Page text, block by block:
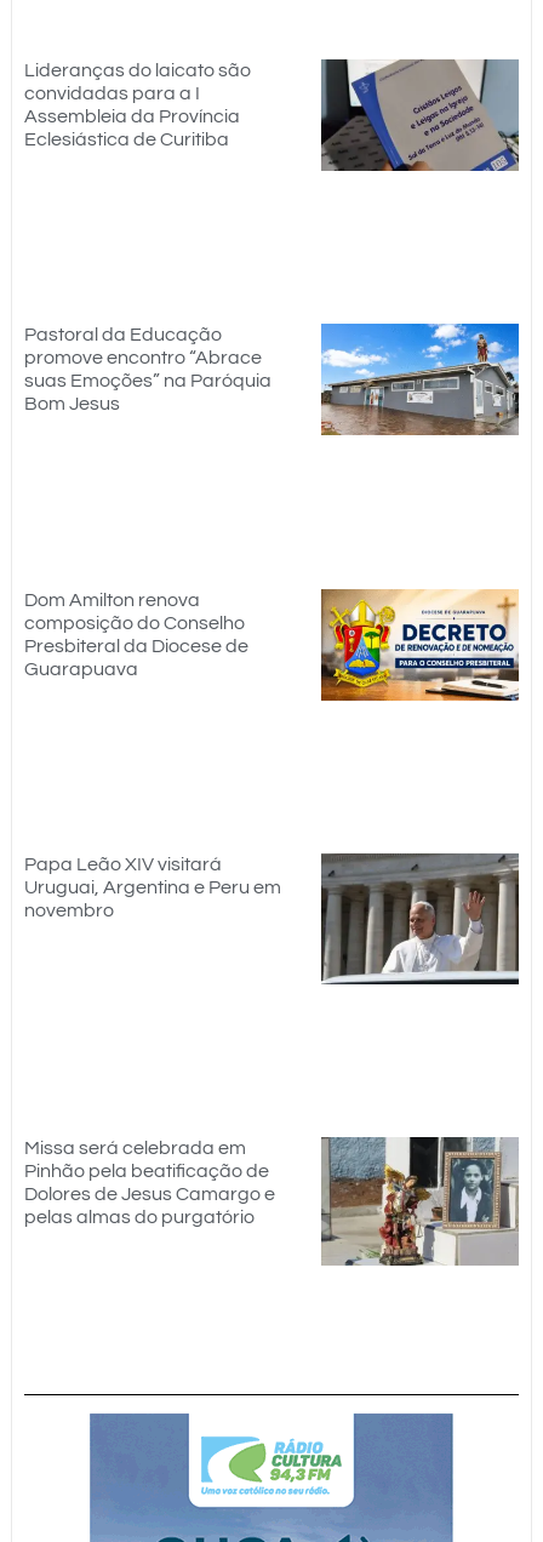
Lideranças do laicato são
convidadas para a I
Assembleia da Província
Eclesiástica de Curitiba
Pastoral da Educação
promove encontro “Abrace
suas Emoções” na Paróquia
Bom Jesus
Dom Amilton renova
composição do Conselho
Presbiteral da Diocese de
Guarapuava
Papa Leão XIV visitará
Uruguai, Argentina e Peru em
novembro
Missa será celebrada em
Pinhão pela beatificação de
Dolores de Jesus Camargo e
pelas almas do purgatório